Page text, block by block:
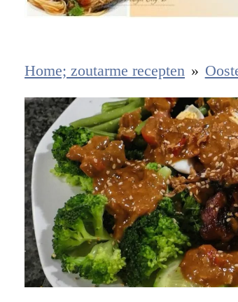
Home; zoutarme recepten »